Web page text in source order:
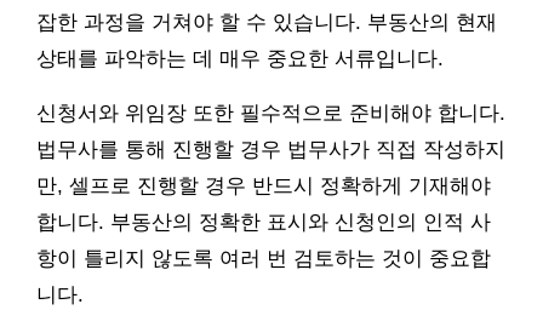
잡한 과정을 거쳐야 할 수 있습니다. 부동산의 현재
상태를 파악하는 데 매우 중요한 서류입니다.
신청서와 위임장 또한 필수적으로 준비해야 합니다.
법무사를 통해 진행할 경우 법무사가 직접 작성하지
만, 셀프로 진행할 경우 반드시 정확하게 기재해야
합니다. 부동산의 정확한 표시와 신청인의 인적 사
항이 틀리지 않도록 여러 번 검토하는 것이 중요합
니다.